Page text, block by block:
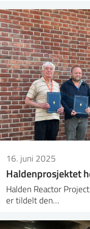
16. juni 2025
Haldenprosjektet
Halden Reactor
er tildelt den…